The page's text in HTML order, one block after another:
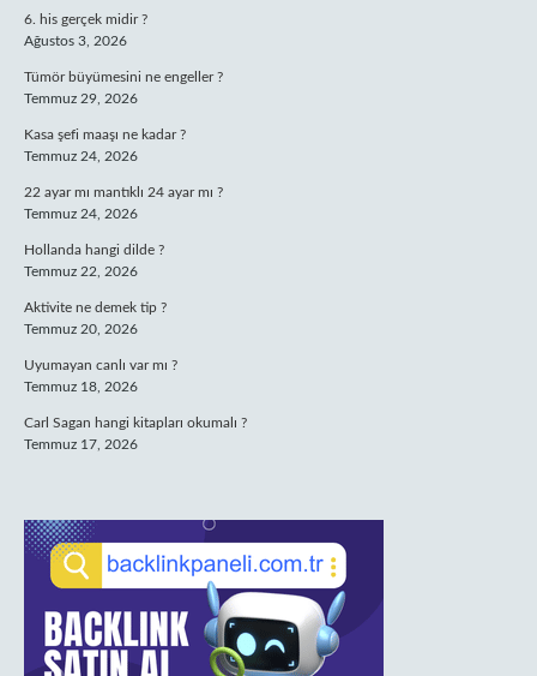
6. his gerçek midir ?
Ağustos 3, 2026
Tümör büyümesini ne engeller ?
Temmuz 29, 2026
Kasa şefi maaşı ne kadar ?
Temmuz 24, 2026
22 ayar mı mantıklı 24 ayar mı ?
Temmuz 24, 2026
Hollanda hangi dilde ?
Temmuz 22, 2026
Aktivite ne demek tip ?
Temmuz 20, 2026
Uyumayan canlı var mı ?
Temmuz 18, 2026
Carl Sagan hangi kitapları okumalı ?
Temmuz 17, 2026